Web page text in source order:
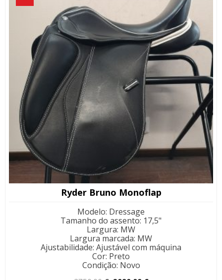
Ryder Bruno Monoflap
Modelo: Dressage
Tamanho do assento: 17,5"
Largura: MW
Largura marcada: MW
Ajustabilidade: Ajustável com máquina
Cor: Preto
Condição: Novo